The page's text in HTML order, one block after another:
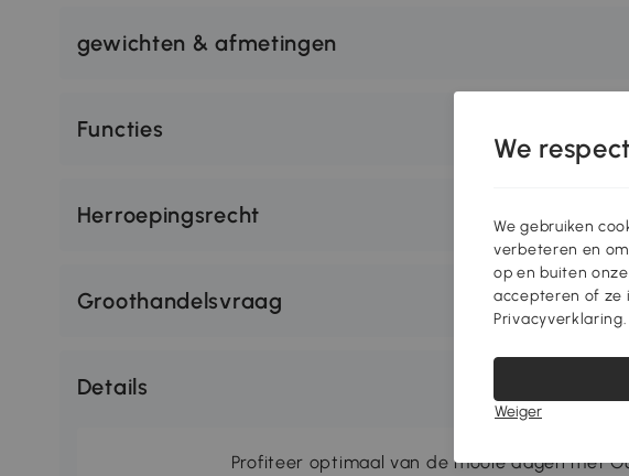
gewichten & afmetingen
Functies
Herroepingsrecht
Groothandelsvraag
Details
Profiteer optimaal van de mooie dagen met
We
We gebruiken
verbeteren en
op en buiten
accepteren of ze
Privacyverklaring.
Weiger